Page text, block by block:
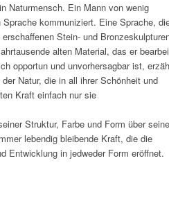
Naturmensch. Ein Mann von wenig
kommuniziert. Eine Sprache,
Stein- und
alten Material, das er
opportun und unvorhersagbar ist,
Natur, die in all ihrer Schönheit und
Kraft einfach nur sie
Struktur, Farbe und Form über seine
lebendig bleibende Kraft, die die
Entwicklung in jedweder Form eröffnet.